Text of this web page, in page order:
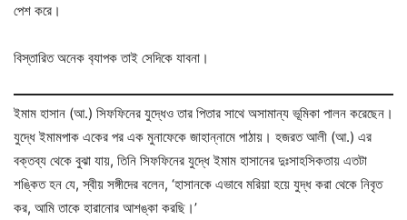
পেশ করে।
বিস্তারিত অনেক ব‍্যাপক তাই সেদিকে যাবনা।
ইমাম হাসান (আ.) সিফফিনের যুদ্ধেও তার পিতার সাথে অসামান্য ভূমিকা পালন করেছেন।
যুদ্ধে ইমামপাক একের পর এক মুনাফেকে জাহান্নামে পাঠায়। হজরত আলী (আ.) এর
বক্তব্য থেকে বুঝা যায়, তিনি সিফফিনের যুদ্ধে ইমাম হাসানের দুঃসাহসিকতায় এতটা
শঙ্কিত হন যে, স্বীয় সঙ্গীদের বলেন, ‘হাসানকে এভাবে মরিয়া হয়ে যুদ্ধ করা থেকে নিবৃত
কর, আমি তাকে হারানোর আশঙ্কা করছি।’